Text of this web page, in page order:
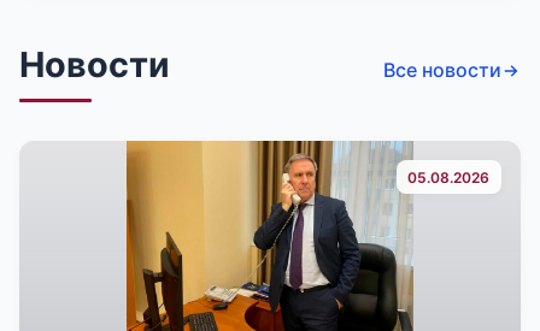
Новости Все новости
05.08.2026